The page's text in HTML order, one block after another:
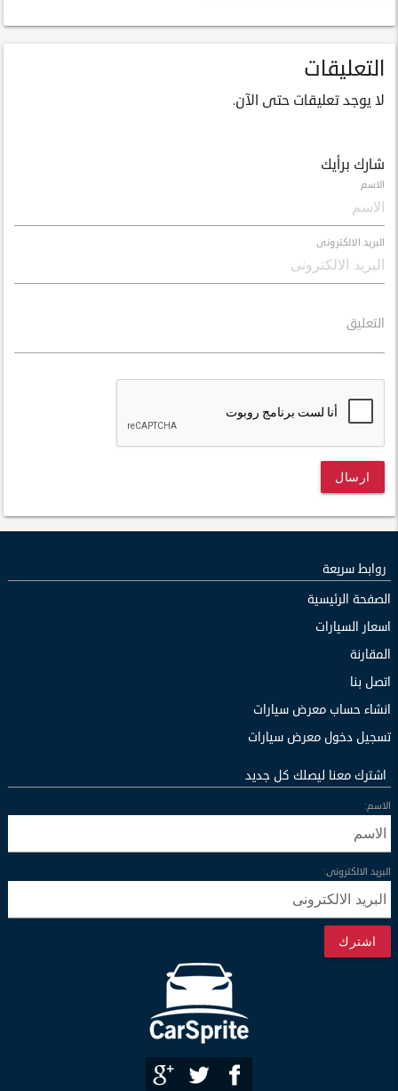
التعليقات
لا يوجد تعليقات حتى الآن.
شارك برأيك
الاسم
البريد الالكترونى
التعليق
ارسال
روابط سريعة
الصفحة الرئيسية
اسعار السيارات
المقارنة
اتصل بنا
انشاء حساب معرض سيارات
تسجيل دخول معرض سيارات
اشترك معنا ليصلك كل جديد
الاسم:
البريد الالكترونى:
اشترك